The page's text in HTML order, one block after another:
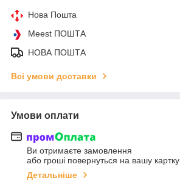
Нова Пошта
Meest ПОШТА
НОВА ПОШТА
Всі умови доставки
Умови оплати
Ви отримаєте замовлення
або гроші повернуться на вашу картку
Детальніше